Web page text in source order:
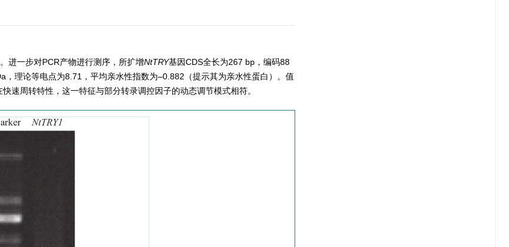
进一步对PCR产物进行测序，所扩增NtTRY基因CDS全长为267 bp，编码88
理论等电点为8.71，平均亲水性指数为–0.882（提示其为亲水性蛋白）。值
速周转特性，这一特征与部分转录调控因子的动态调节模式相符。